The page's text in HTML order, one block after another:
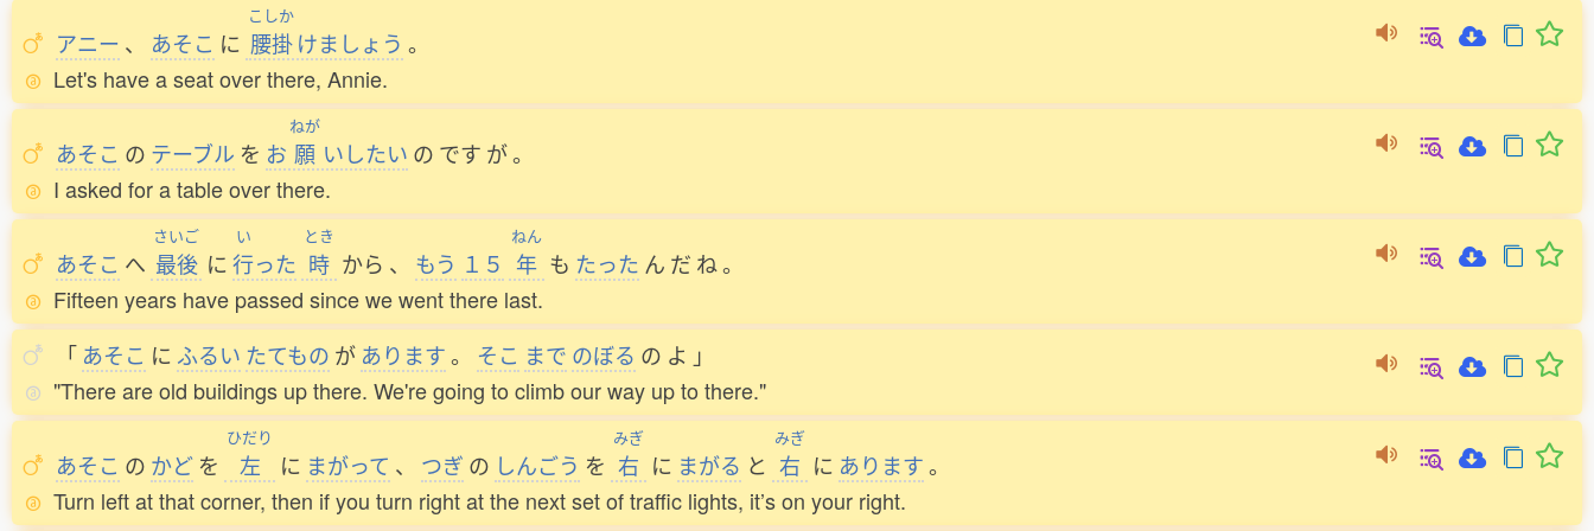
アニー 、 あそこ に
こしか
腰掛 けましょう 。
Let's have a seat over there, Annie.
あそこ の テーブル を お
ねが
願 いしたい の です が。
I asked for a table over there.
あそこ へ
さいご
最後 に
い
行った
とき
時 から 、 もう １５
ねん
年 も たった ん だ ね。
Fifteen years have passed since we went there last.
「 あそこ に ふるい たてもの が あります。 そこ まで のぼる の よ 」
"There are old buildings up there. We're going to climb our way up to there."
あそこ の かど を
ひだり
左 に まがって 、 つぎ の しんごう を
みぎ
右 に まがる と
みぎ
右 に あります。
Turn left at that corner, then if you turn right at the next set of traffic lights, it’s on your right.